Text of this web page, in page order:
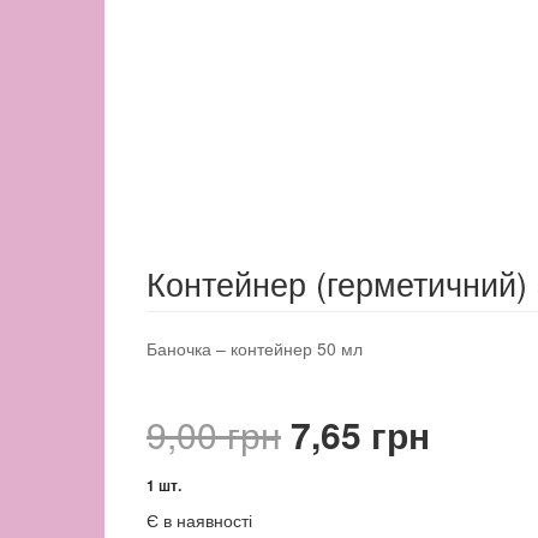
Контейнер
Баночка – контейнер 50 мл
9,00грнОригінальна
7,65 грн
1 шт.
Є в наявності